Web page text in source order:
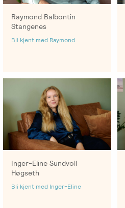
Raymond Balbontin
Stangenes
Bli kjent med Raymond
Inger-Eline Sundvoll
Høgseth
Bli kjent med Inger-Eline